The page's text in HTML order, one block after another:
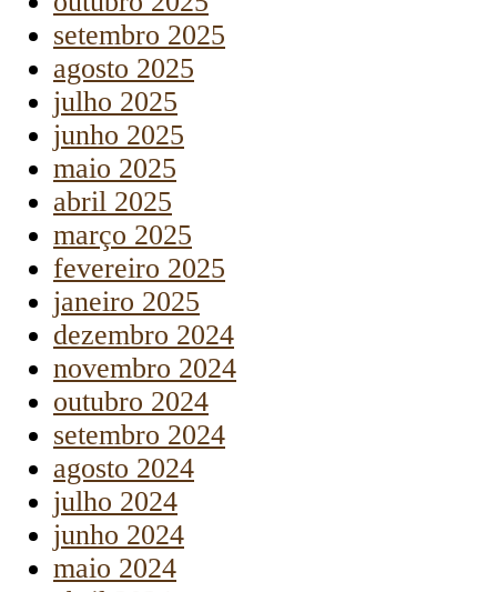
setembro 2025
agosto 2025
julho 2025
junho 2025
maio 2025
abril 2025
março 2025
fevereiro 2025
janeiro 2025
dezembro 2024
novembro 2024
outubro 2024
setembro 2024
agosto 2024
julho 2024
junho 2024
maio 2024